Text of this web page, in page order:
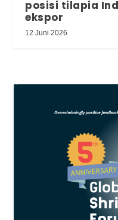
posisi tilapia
ekspor
12 Juni 2026